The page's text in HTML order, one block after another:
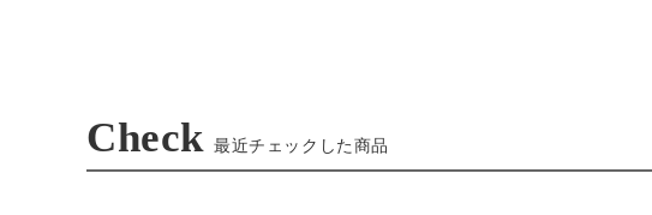
Check 最近チェックした商品